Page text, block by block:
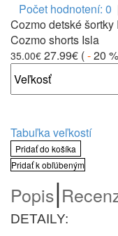
Počet hodnotení: 0
Cozmo detské šortky
Cozmo shorts Isla
35.00€ 27.99€ (-20 %
Tabuľka veľkostí
Pridať do košíka
Pridať k obľúbeným
Popis|
DETAILY: